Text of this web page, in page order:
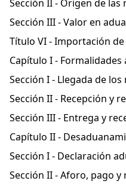
Sección II - Origen de las
Sección III - Valor en
Título VI - Importación
Capítulo I -
Sección I - Llegada de
Sección II - Recepción y
Sección III - Entrega y
Capítulo II -
Sección I - Declaración
Sección II - Aforo, pago